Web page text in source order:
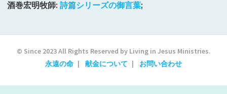
酒巻宏明牧師: 詩篇シリーズの御言葉;
© Since 2023 All Rights Reserved by Living in Jesus Ministries.
永遠の命
献金について お問い合わせ